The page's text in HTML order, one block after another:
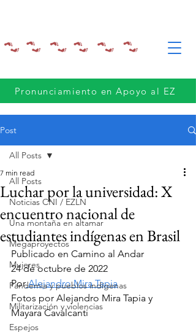
Pronunciamiento en Apoyo al EZ
Post
All Posts
Noticias CNI / EZLN
Una montaña en altamar
Megaproyectos
Mujeres
Pandemia y pueblos indígenas
Militarización y violencias
Espejos
All Posts
Luchar por la universidad: X
encuentro nacional de
estudiantes indígenas en Brasil
7 min read
Publicado en Camino al Andar
24 de octubre de 2022
Por Alejandro Mira Tapia
Fotos por Alejandro Mira Tapia y
Mayara Cavalcanti